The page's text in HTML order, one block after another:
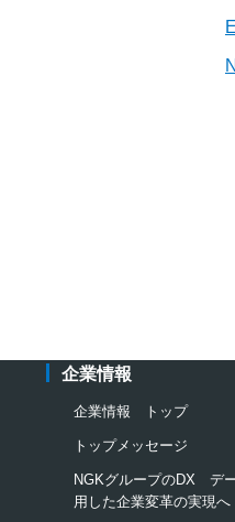
企業情報
企業情報 トップ
トップメッセージ
NGKグループのDX デ
用した企業変革の実現へ